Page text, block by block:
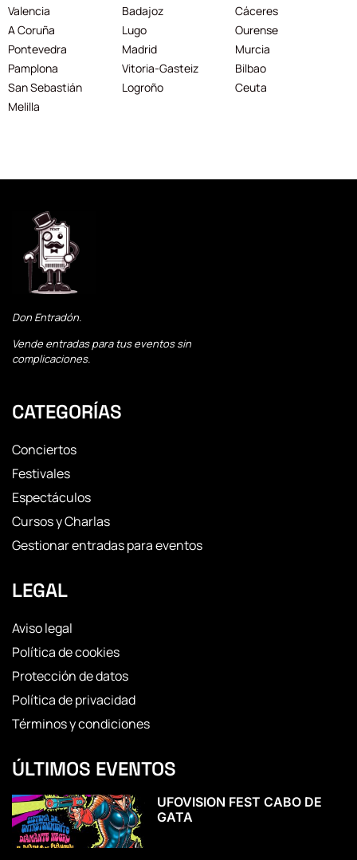
Valencia
Badajoz
Cáceres
A Coruña
Lugo
Ourense
Pontevedra
Madrid
Murcia
Pamplona
Vitoria-Gasteiz
Bilbao
San Sebastián
Logroño
Ceuta
Melilla
Don Entradón.
Vende entradas para tus eventos sin
complicaciones.
CATEGORÍAS
Conciertos
Festivales
Espectáculos
Cursos y Charlas
Gestionar entradas para eventos
LEGAL
Aviso legal
Política de cookies
Protección de datos
Política de privacidad
Términos y condiciones
ÚLTIMOS EVENTOS
UFOVISION FEST CABO DE
GATA